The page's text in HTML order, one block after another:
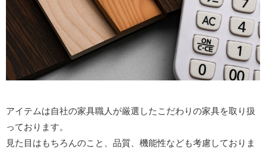
アイテムは自社の家具職人が厳選したこだわりの家具を取り扱
っております。
見た目はもちろんのこと、品質、機能性なども考慮しておりま